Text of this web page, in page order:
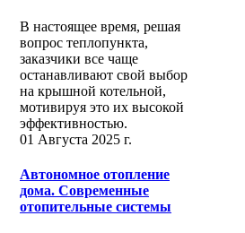
В настоящее время, решая
вопрос теплопункта,
заказчики все чаще
останавливают свой выбор
на крышной котельной,
мотивируя это их высокой
эффективностью.
01 Августа 2025 г.
Автономное отопление
дома. Современные
отопительные системы